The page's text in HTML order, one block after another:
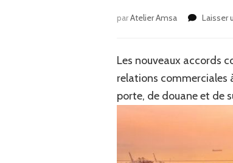
parAtelier Amsa Laisser
Les nouveaux accords
relations commerciales
porte, de douane et de